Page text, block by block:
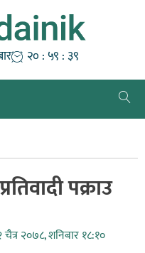
२० : ५९ : ३९
पक्राउ
चैत्र २०७८, शनिबार १८:१०